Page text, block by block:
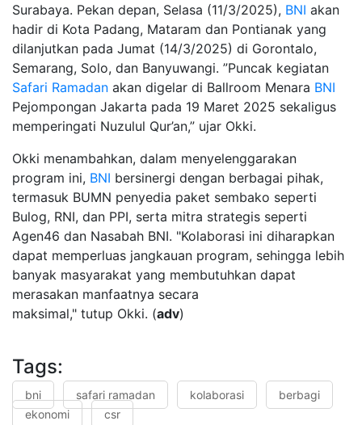
Surabaya. Pekan depan, Selasa (11/3/2025), BNI akan
hadir di Kota Padang, Mataram dan Pontianak yang
dilanjutkan pada Jumat (14/3/2025) di Gorontalo,
Semarang, Solo, dan Banyuwangi. ”Puncak kegiatan
Safari Ramadan akan digelar di Ballroom Menara BNI
Pejompongan Jakarta pada 19 Maret 2025 sekaligus
memperingati Nuzulul Qur’an,” ujar Okki.
Okki menambahkan, dalam menyelenggarakan
program ini, BNI bersinergi dengan berbagai pihak,
termasuk BUMN penyedia paket sembako seperti
Bulog, RNI, dan PPI, serta mitra strategis seperti
Agen46 dan Nasabah BNI. "Kolaborasi ini diharapkan
dapat memperluas jangkauan program, sehingga lebih
banyak masyarakat yang membutuhkan dapat
merasakan manfaatnya secara
maksimal," tutup Okki. (adv)
Tags:
bni safari ramadan kolaborasi
berbagi
ekonomi
csr